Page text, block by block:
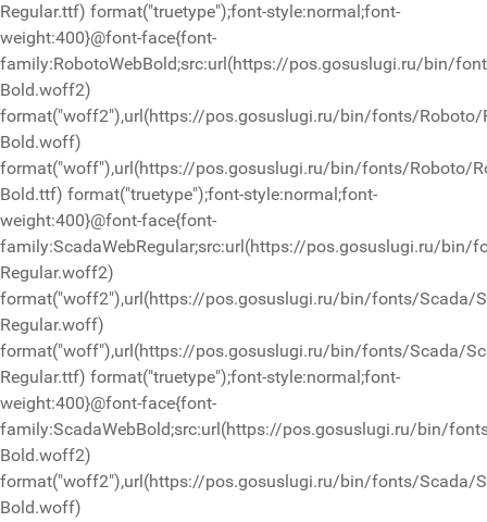
Regular.ttf) format("truetype");font-style:normal;font-
weight:400}@font-face{font-
family:RobotoWebBold;src:url(https://pos.gosuslugi.ru/bin/
Bold.woff2)
format("woff2"),url(https://pos.gosuslugi.ru/bin/fonts/Roboto/
Bold.woff)
format("woff"),url(https://pos.gosuslugi.ru/bin/fonts/Roboto/
Bold.ttf) format("truetype");font-style:normal;font-
weight:400}@font-face{font-
family:ScadaWebRegular;src:url(https://pos.gosuslugi.ru/bin/
Regular.woff2)
format("woff2"),url(https://pos.gosuslugi.ru/bin/fonts/Scada/
Regular.woff)
format("woff"),url(https://pos.gosuslugi.ru/bin/fonts/Scada/
Regular.ttf) format("truetype");font-style:normal;font-
weight:400}@font-face{font-
family:ScadaWebBold;src:url(https://pos.gosuslugi.ru/bin/
Bold.woff2)
format("woff2"),url(https://pos.gosuslugi.ru/bin/fonts/Scada/
Bold.woff)